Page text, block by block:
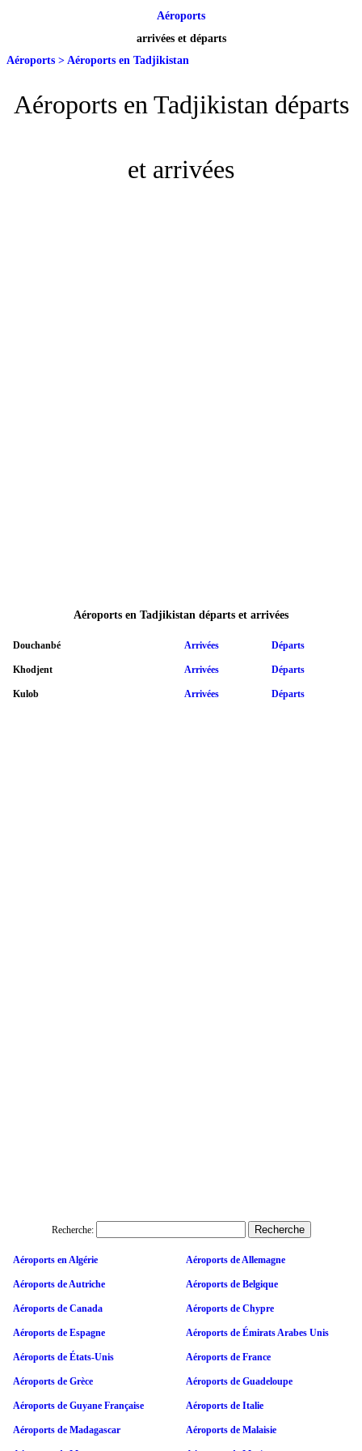
Aéroports
arrivées et départs
Aéroports > Aéroports en Tadjikistan
Aéroports en Tadjikistan départs
et arrivées
Aéroports en Tadjikistan départs et arrivées
Douchanbé Arrivées Départs
Khodjent Arrivées Départs
Kulob Arrivées Départs
Recherche:
Aéroports en Algérie Aéroports de Allemagne
Aéroports de Autriche Aéroports de Belgique
Aéroports de Canada Aéroports de Chypre
Aéroports de Espagne Aéroports de Émirats Arabes Unis
Aéroports de États-Unis Aéroports de France
Aéroports de Grèce Aéroports de Guadeloupe
Aéroports de Guyane Française Aéroports de Italie
Aéroports de Madagascar Aéroports de Malaisie